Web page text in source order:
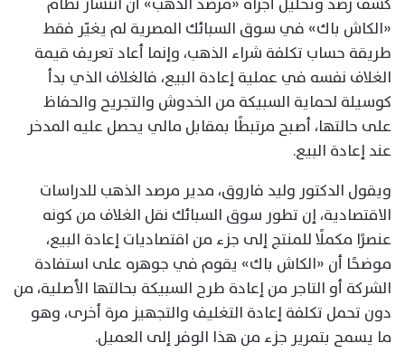
«الكاش باك» في سوق السبائك المصرية لم يغيّر فقط
طريقة حساب تكلفة شراء الذهب، وإنما أعاد تعريف قيمة
الغلاف نفسه في عملية إعادة البيع، فالغلاف الذي بدأ
كوسيلة لحماية السبيكة من الخدوش والتجريح والحفاظ
على حالتها، أصبح مرتبطًا بمقابل مالي يحصل عليه المدخر
عند إعادة البيع.
ويقول الدكتور وليد فاروق، مدير مرصد الذهب للدراسات
الاقتصادية، إن تطور سوق السبائك نقل الغلاف من كونه
عنصرًا مكملًا للمنتج إلى جزء من اقتصاديات إعادة البيع،
موضحًا أن «الكاش باك» يقوم في جوهره على استفادة
الشركة أو التاجر من إعادة طرح السبيكة بحالتها الأصلية، من
دون تحمل تكلفة إعادة التغليف والتجهيز مرة أخرى، وهو
ما يسمح بتمرير جزء من هذا الوفر إلى العميل.